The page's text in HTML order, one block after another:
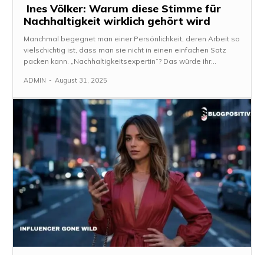
Ines Völker: Warum diese Stimme für
Nachhaltigkeit wirklich gehört wird
Manchmal begegnet man einer Persönlichkeit, deren Arbeit so
vielschichtig ist, dass man sie nicht in einen einfachen Satz
packen kann. „Nachhaltigkeitsexpertin“? Das würde ihr...
ADMIN - August 31, 2025